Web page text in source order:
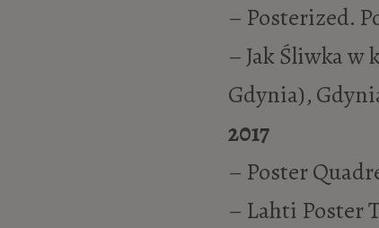
– Posterized.
– Jak Śliwka
Gdynia),
2017
– Poster
– Lahti Poster